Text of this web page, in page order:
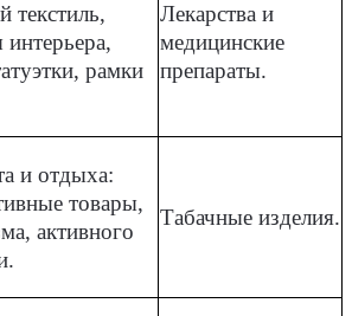
текстиль,
рамки
Лекарства и
медицинские
препараты.
и отдыха:
товары,
активного
Табачные изделия.